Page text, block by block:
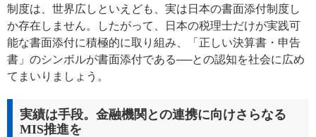
制度は、世界広しといえども、実は日本の書面添付制度し
か存在しません。したがって、日本の税理士だけが実践可
能な書面添付に積極的に取り組み、「正しい決算書・申告
書」のシンボルが書面添付である──との認知を社会に広め
てまいりましょう。
実績は手段。金融機関との連携に向けさらなる
MIS推進を